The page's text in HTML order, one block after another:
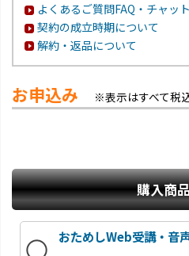
よくあるご質問FAQ・チャッ
契約の成立時期について
解約・返品について
お申込み ※表示はすべて税
購入商
おためしWeb受講・音